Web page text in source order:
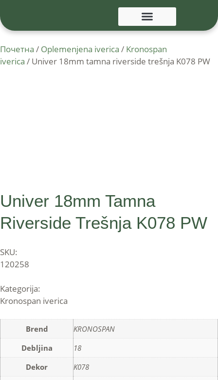
Почетна / Oplemenjena iverica / Kronospan
iverica / Univer 18mm tamna riverside trešnja K078 PW
Univer 18mm Tamna
Riverside Trešnja K078 PW
SKU:
120258
Kategorija:
Kronospan iverica
Brend
KRONOSPAN
Debljina
18
Dekor
K078